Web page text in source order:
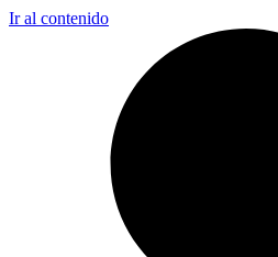
Ir al contenido